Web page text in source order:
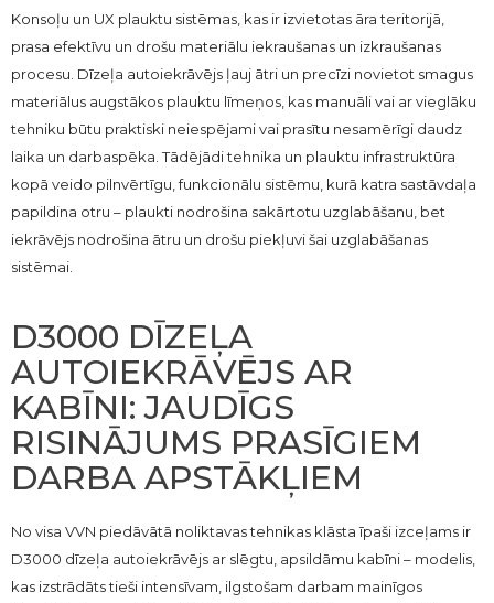
Konsoļu un UX plauktu sistēmas, kas ir izvietotas āra teritorijā,
prasa efektīvu un drošu materiālu iekraušanas un izkraušanas
procesu. Dīzeļa autoiekrāvējs ļauj ātri un precīzi novietot smagus
materiālus augstākos plauktu līmeņos, kas manuāli vai ar vieglāku
tehniku būtu praktiski neiespējami vai prasītu nesamērīgi daudz
laika un darbaspēka. Tādējādi tehnika un plauktu infrastruktūra
kopā veido pilnvērtīgu, funkcionālu sistēmu, kurā katra sastāvdaļa
papildina otru – plaukti nodrošina sakārtotu uzglabāšanu, bet
iekrāvējs nodrošina ātru un drošu piekļuvi šai uzglabāšanas
sistēmai.
D3000 DĪZEĻA
AUTOIEKRĀVĒJS AR
KABĪNI: JAUDĪGS
RISINĀJUMS PRASĪGIEM
DARBA APSTĀKĻIEM
No visa VVN piedāvātā noliktavas tehnikas klāsta īpaši izceļams ir
D3000 dīzeļa autoiekrāvējs ar slēgtu, apsildāmu kabīni – modelis,
kas izstrādāts tieši intensīvam, ilgstošam darbam mainīgos